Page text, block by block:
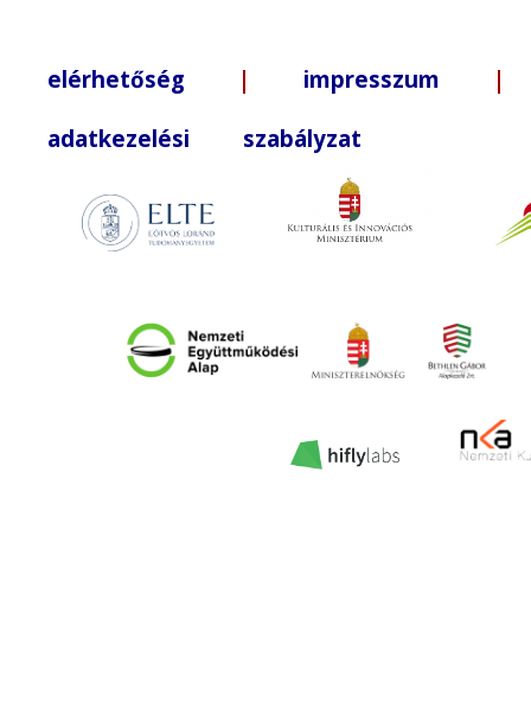
elérhetőség | impresszum |
adatkezelési szabályzat